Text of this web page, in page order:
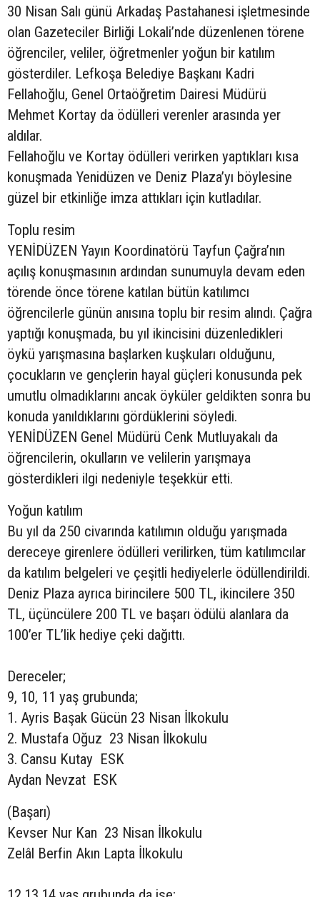
30 Nisan Salı günü Arkadaş Pastahanesi işletmesinde
olan Gazeteciler Birliği Lokali’nde düzenlenen törene
öğrenciler, veliler, öğretmenler yoğun bir katılım
gösterdiler. Lefkoşa Belediye Başkanı Kadri
Fellahoğlu, Genel Ortaöğretim Dairesi Müdürü
Mehmet Kortay da ödülleri verenler arasında yer
aldılar.
Fellahoğlu ve Kortay ödülleri verirken yaptıkları kısa
konuşmada Yenidüzen ve Deniz Plaza’yı böylesine
güzel bir etkinliğe imza attıkları için kutladılar.
Toplu resim
YENİDÜZEN Yayın Koordinatörü Tayfun Çağra’nın
açılış konuşmasının ardından sunumuyla devam eden
törende önce törene katılan bütün katılımcı
öğrencilerle günün anısına toplu bir resim alındı. Çağra
yaptığı konuşmada, bu yıl ikincisini düzenledikleri
öykü yarışmasına başlarken kuşkuları olduğunu,
çocukların ve gençlerin hayal güçleri konusunda pek
umutlu olmadıklarını ancak öyküler geldikten sonra bu
konuda yanıldıklarını gördüklerini söyledi.
YENİDÜZEN Genel Müdürü Cenk Mutluyakalı da
öğrencilerin, okulların ve velilerin yarışmaya
gösterdikleri ilgi nedeniyle teşekkür etti.
Yoğun katılım
Bu yıl da 250 civarında katılımın olduğu yarışmada
dereceye girenlere ödülleri verilirken, tüm katılımcılar
da katılım belgeleri ve çeşitli hediyelerle ödüllendirildi.
Deniz Plaza ayrıca birincilere 500 TL, ikincilere 350
TL, üçüncülere 200 TL ve başarı ödülü alanlara da
100’er TL’lik hediye çeki dağıttı.
Dereceler;
9, 10, 11 yaş grubunda;
1. Ayris Başak Gücün 23 Nisan İlkokulu
2. Mustafa Oğuz 23 Nisan İlkokulu
3. Cansu Kutay ESK
Aydan Nevzat ESK
(Başarı)
Kevser Nur Kan 23 Nisan İlkokulu
Zelâl Berfin Akın Lapta İlkokulu